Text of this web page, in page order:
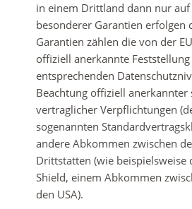
in einem Drittland dann nur auf
besonderer Garantien erfolgen
Garantien zählen die von der
offiziell anerkannte Feststellung
entsprechenden
Beachtung offiziell anerkannter
vertraglicher Verpflichtungen
sogenannten
andere Abkommen zwischen
Drittstatten (wie beispielsweise
Shield, einem Abkommen
den USA).